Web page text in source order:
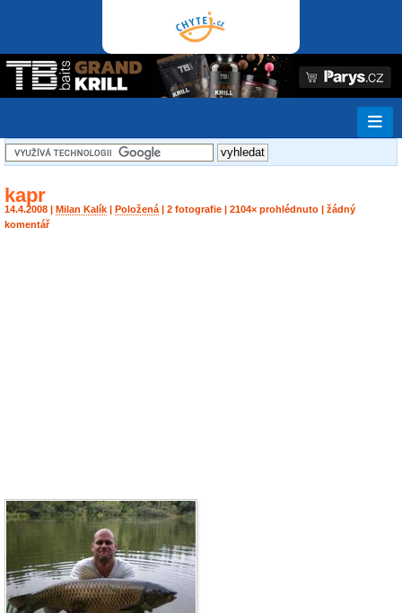
kapr
14.4.2008 | Milan Kalík Položená | 2 fotografie | 2104× prohlédnuto | žádný
komentář